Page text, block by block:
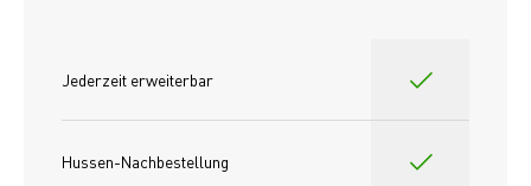
Jederzeit erweiterbar
Hussen-Nachbestellung